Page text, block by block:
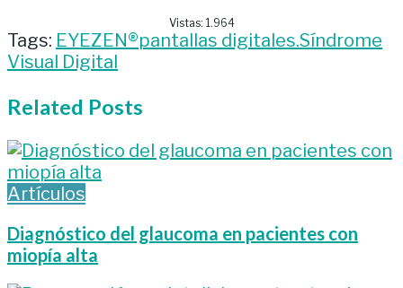
Vistas: 1.964
Tags: EYEZEN®pantallas digitales.Síndrome
Visual Digital
Related Posts
Artículos
Diagnóstico del glaucoma en pacientes con
miopía alta